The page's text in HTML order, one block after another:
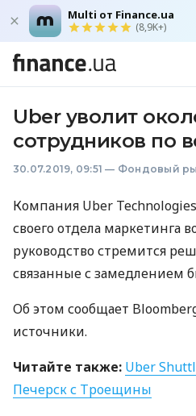
Multi от Finance.ua
(8,9K+)
Uber уволит
сотрудников по
30.07.2019, 09:51 — Фондовый
Компания Uber
своего отдела маркетинга
руководство стремится
связанные с замедлением
Об этом сообщает
источники.
Читайте также: Uber
Печерск с Троещины